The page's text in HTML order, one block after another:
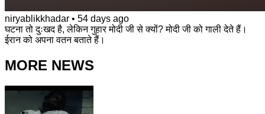
niryablikkhadar • 54 days ago
घटना तो दुःखद है, लेकिन गुहार मोदी जी से क्यों? मोदी जी को गाली देते हैं।
ईरान को अपना वतन बताते हैं।
MORE NEWS